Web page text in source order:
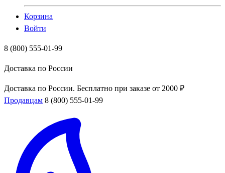
Корзина
Войти
8 (800) 555-01-99
Доставка по России
Доставка по России. Бесплатно при заказе от 2000 ₽
Продавцам 8 (800) 555-01-99